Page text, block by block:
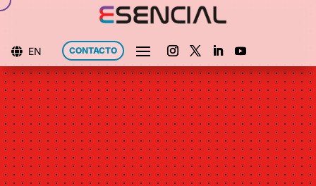
 EN CONTACTO